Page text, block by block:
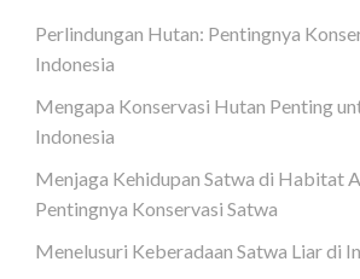
Perlindungan Hutan: Pentingnya
Indonesia
Mengapa Konservasi Hutan Penting
Indonesia
Menjaga Kehidupan Satwa di Habitat
Pentingnya Konservasi Satwa
Menelusuri Keberadaan Satwa Liar di